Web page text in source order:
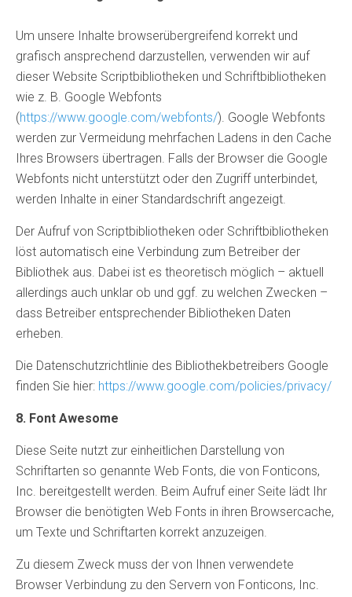
Um unsere Inhalte browserübergreifend korrekt und
grafisch ansprechend darzustellen, verwenden wir auf
dieser Website Scriptbibliotheken und Schriftbibliotheken
wie z. B. Google Webfonts
(https://www.google.com/webfonts/). Google Webfonts
werden zur Vermeidung mehrfachen Ladens in den Cache
Ihres Browsers übertragen. Falls der Browser die Google
Webfonts nicht unterstützt oder den Zugriff unterbindet,
werden Inhalte in einer Standardschrift angezeigt.
Der Aufruf von Scriptbibliotheken oder Schriftbibliotheken
löst automatisch eine Verbindung zum Betreiber der
Bibliothek aus. Dabei ist es theoretisch möglich – aktuell
allerdings auch unklar ob und ggf. zu welchen Zwecken –
dass Betreiber entsprechender Bibliotheken Daten
erheben.
Die Datenschutzrichtlinie des Bibliothekbetreibers Google
finden Sie hier: https://www.google.com/policies/privacy/
8. Font Awesome
Diese Seite nutzt zur einheitlichen Darstellung von
Schriftarten so genannte Web Fonts, die von Fonticons,
Inc. bereitgestellt werden. Beim Aufruf einer Seite lädt Ihr
Browser die benötigten Web Fonts in ihren Browsercache,
um Texte und Schriftarten korrekt anzuzeigen.
Zu diesem Zweck muss der von Ihnen verwendete
Browser Verbindung zu den Servern von Fonticons, Inc.